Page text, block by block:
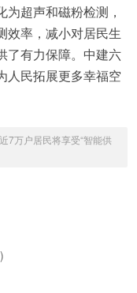
超声和磁粉检测，
效率，减小对居民生
了有力保障。中建六
人民拓展更多幸福空
7万户居民将享受“智能供
)